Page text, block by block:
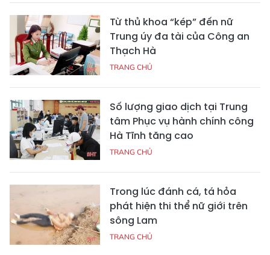
Từ thủ khoa “kép” đến nữ
Trung úy đa tài của Công an
Thạch Hà
TRANG CHỦ
Số lượng giao dịch tại Trung
tâm Phục vụ hành chính công
Hà Tĩnh tăng cao
TRANG CHỦ
Trong lúc đánh cá, tá hỏa
phát hiện thi thể nữ giới trên
sông Lam
TRANG CHỦ